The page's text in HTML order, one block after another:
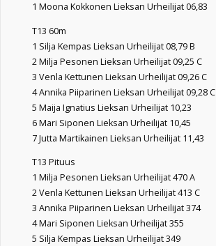
1 Moona Kokkonen Lieksan Urheilijat 06,83
T13 60m
1 Silja Kempas Lieksan Urheilijat 08,79 B
2 Milja Pesonen Lieksan Urheilijat 09,25 C
3 Venla Kettunen Lieksan Urheilijat 09,26 C
4 Annika Piiparinen Lieksan Urheilijat 09,28 C
5 Maija Ignatius Lieksan Urheilijat 10,23
6 Mari Siponen Lieksan Urheilijat 10,45
7 Jutta Martikainen Lieksan Urheilijat 11,43
T13 Pituus
1 Milja Pesonen Lieksan Urheilijat 470 A
2 Venla Kettunen Lieksan Urheilijat 413 C
3 Annika Piiparinen Lieksan Urheilijat 374
4 Mari Siponen Lieksan Urheilijat 355
5 Silja Kempas Lieksan Urheilijat 349